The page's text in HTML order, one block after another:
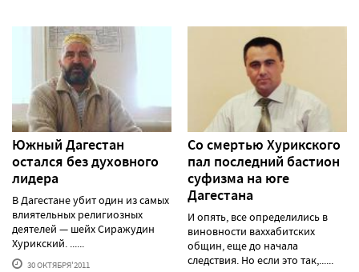
Южный Дагестан
остался без духовного
лидера
В Дагестане убит один из самых
влиятельных религиозных
деятелей — шейх Сиражудин
Хурикский. ......
30 ОКТЯБРЯ'2011
Со смертью Хурикского
пал последний бастион
суфизма на юге
Дагестана
И опять, все определились в
виновности ваххабитских
общин, еще до начала
следствия. Но если это так,......